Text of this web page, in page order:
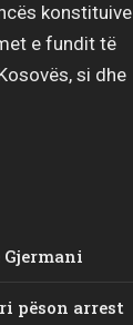
konstituive
e fundit të
si dhe
pëson arrest